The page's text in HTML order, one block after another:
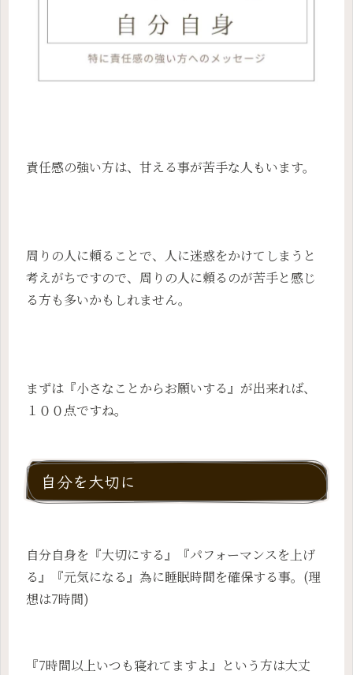
責任感の強い方は、甘える事が苦手な人もいます。
周りの人に頼ることで、人に迷惑をかけてしまうと
考えがちですので、周りの人に頼るのが苦手と感じ
る方も多いかもしれません。
まずは『小さなことからお願いする』が出来れば、
１００点ですね。
自分を大切に
自分自身を『大切にする』『パフォーマンスを上げ
る』『元気になる』為に睡眠時間を確保する事。(理
想は7時間)
『7時間以上いつも寝れてますよ』という方は大丈